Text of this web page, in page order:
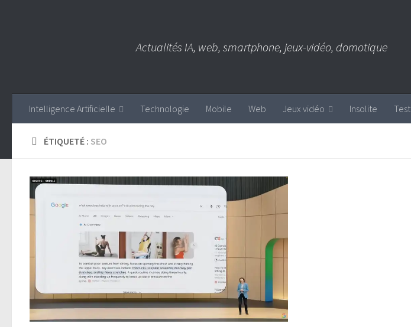
Actualités IA, web, smartphone, jeux-vidéo, domotique
Intelligence Artificielle Technologie Mobile Web Jeux vidéo Insolite Test
ÉTIQUETÉ : SEO